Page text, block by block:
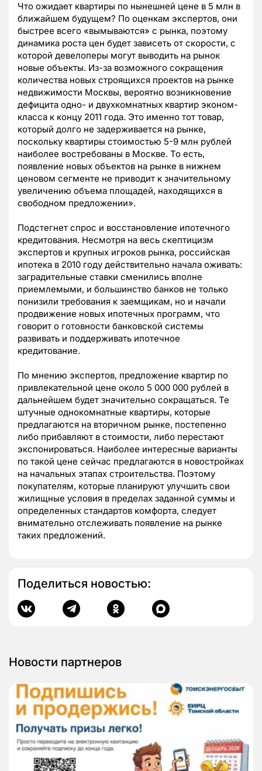
Что ожидает квартиры по нынешней цене в 5 млн в
ближайшем будущем? По оценкам экспертов, они
быстрее всего «вымываются» с рынка, поэтому
динамика роста цен будет зависеть от скорости, с
которой девелоперы могут выводить на рынок
новые объекты. Из-за возможного сокращения
количества новых строящихся проектов на рынке
недвижимости Москвы, вероятно возникновение
дефицита одно- и двухкомнатных квартир эконом-
класса к концу 2011 года. Это именно тот товар,
который долго не задерживается на рынке,
поскольку квартиры стоимостью 5-9 млн рублей
наиболее востребованы в Москве. То есть,
появление новых объектов на рынке в нижнем
ценовом сегменте не приводит к значительному
увеличению объема площадей, находящихся в
свободном предложении».
Подстегнет спрос и восстановление ипотечного
кредитования. Несмотря на весь скептицизм
экспертов и крупных игроков рынка, российская
ипотека в 2010 году действительно начала оживать:
заградительные ставки сменились вполне
приемлемыми, и большинство банков не только
понизили требования к заемщикам, но и начали
продвижение новых ипотечных программ, что
говорит о готовности банковской системы
развивать и поддерживать ипотечное
кредитование.
По мнению экспертов, предложение квартир по
привлекательной цене около 5 000 000 рублей в
дальнейшем будет значительно сокращаться. Те
штучные однокомнатные квартиры, которые
предлагаются на вторичном рынке, постепенно
либо прибавляют в стоимости, либо перестают
экспонироваться. Наиболее интересные варианты
по такой цене сейчас предлагаются в новостройках
на начальных этапах строительства. Поэтому
покупателям, которые планируют улучшить свои
жилищные условия в пределах заданной суммы и
определенных стандартов комфорта, следует
внимательно отслеживать появление на рынке
таких предложений.
Поделиться новостью:
Новости партнеров